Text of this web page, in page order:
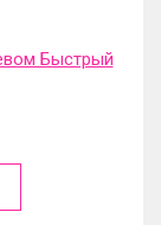
Быстрый